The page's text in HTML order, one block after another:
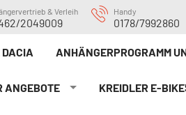
& Verleih
2049009
Handy
0178/7992860
ANHÄNGERPROGRAMM
ANGEBOTE KREIDLER E-